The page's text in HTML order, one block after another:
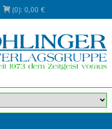
(0): 0,00 €